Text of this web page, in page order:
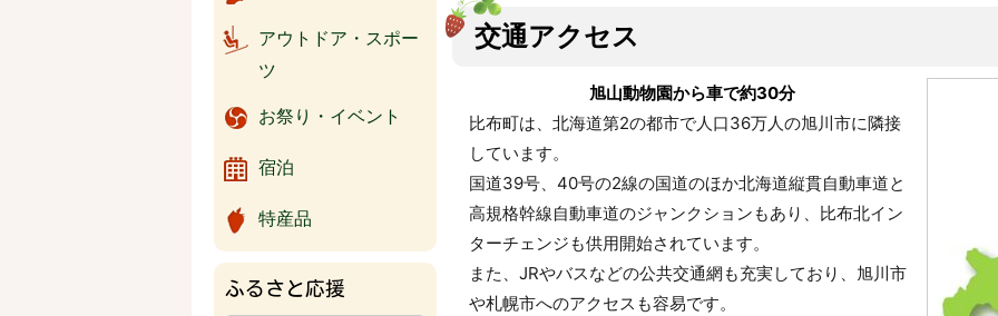
交通アクセス
旭山動物園から車で約30分
比布町は、北海道第2の都市で人口36万人の旭川市に隣接
しています。
国道39号、40号の2線の国道のほか北海道縦貫自動車道と
高規格幹線自動車道のジャンクションもあり、比布北イン
ターチェンジも供用開始されています。
また、JRやバスなどの公共交通網も充実しており、旭川市
や札幌市へのアクセスも容易です。
アウトドア・スポー
ツ
お祭り・イベント
宿泊
特産品
ふるさと応援